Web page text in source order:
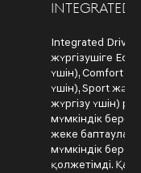
Integrated Drive
жүргізушіге
үшін), Comfort
үшін), Sport және
жүргізу үшін)
мүмкіндік
жеке
мүмкіндік
қолжетімді.